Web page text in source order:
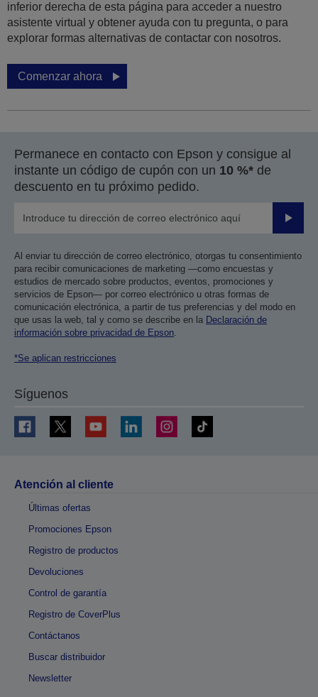
inferior derecha de esta página para acceder a nuestro
asistente virtual y obtener ayuda con tu pregunta, o para
explorar formas alternativas de contactar con nosotros.
Comenzar ahora
Permanece en contacto con Epson y consigue al
instante un código de cupón con un 10 %* de
descuento en tu próximo pedido.
Enviar
Al enviar tu dirección de correo electrónico, otorgas tu consentimiento
para recibir comunicaciones de marketing —como encuestas y
estudios de mercado sobre productos, eventos, promociones y
servicios de Epson— por correo electrónico u otras formas de
comunicación electrónica, a partir de tus preferencias y del modo en
que usas la web, tal y como se describe en la Declaración de
información sobre privacidad de Epson.
*Se aplican restricciones
Síguenos
Atención al cliente
Últimas ofertas
Promociones Epson
Registro de productos
Devoluciones
Control de garantía
Registro de CoverPlus
Contáctanos
Buscar distribuidor
Newsletter